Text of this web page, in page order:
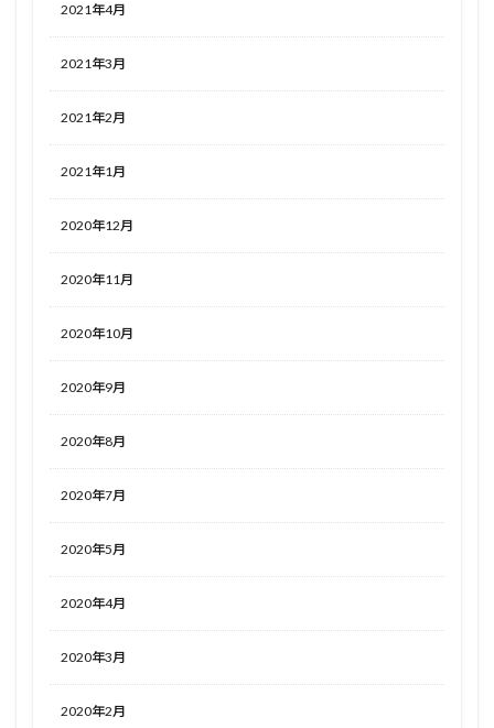
2021年4月
2021年3月
2021年2月
2021年1月
2020年12月
2020年11月
2020年10月
2020年9月
2020年8月
2020年7月
2020年5月
2020年4月
2020年3月
2020年2月